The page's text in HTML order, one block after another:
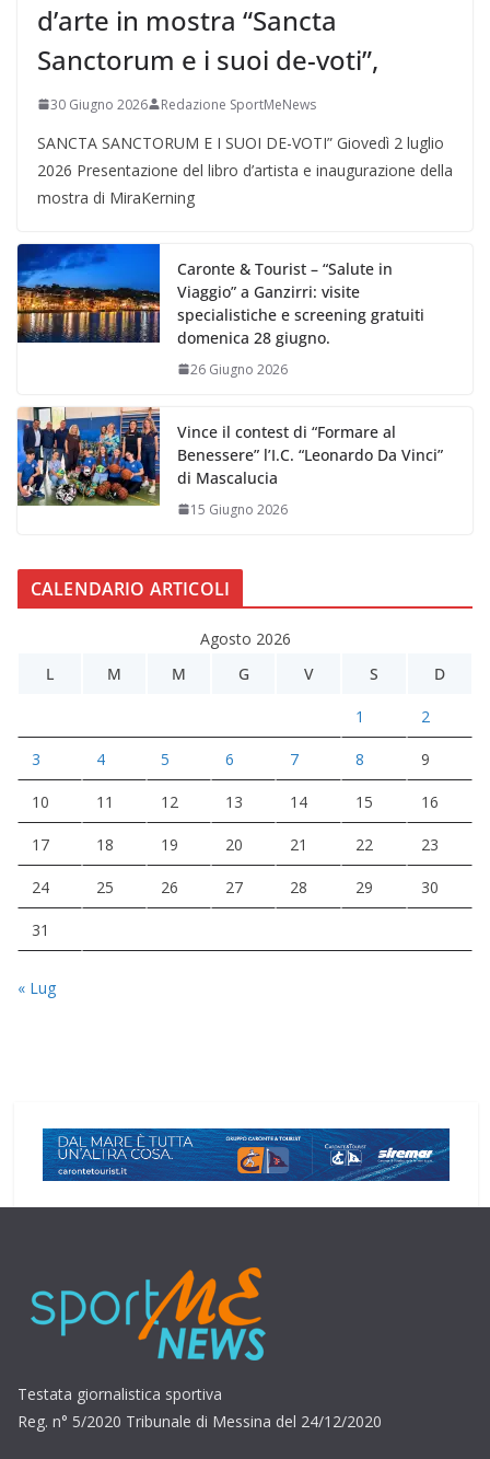
d’arte in mostra “Sancta
Sanctorum e i suoi de-voti”,
30 Giugno 2026 Redazione SportMeNews
SANCTA SANCTORUM E I SUOI DE-VOTI” Giovedì 2 luglio
2026 Presentazione del libro d’artista e inaugurazione della
mostra di MiraKerning
Caronte & Tourist – “Salute in
Viaggio” a Ganzirri: visite
specialistiche e screening gratuiti
domenica 28 giugno.
26 Giugno 2026
Vince il contest di “Formare al
Benessere” l’I.C. “Leonardo Da Vinci”
di Mascalucia
15 Giugno 2026
CALENDARIO ARTICOLI
Agosto 2026
L
M M G V S D
1 2
3 4 5 6 7 8 9
10 11 12 13 14 15 16
17 18 19 20 21 22 23
24 25 26 27 28 29 30
31
« Lug
Testata giornalistica sportiva
Reg. n° 5/2020 Tribunale di Messina del 24/12/2020